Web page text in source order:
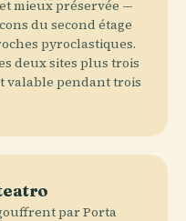
mieux préservée —
du second étage
pyroclastiques.
deux sites plus trois
valable pendant trois
par Porta